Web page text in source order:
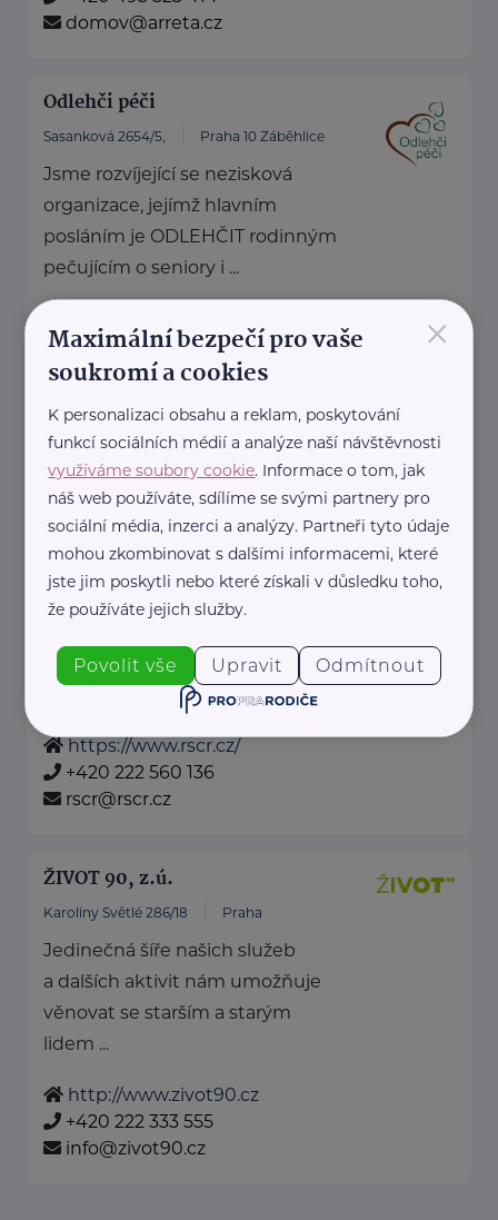
domov@arreta.cz
Odlehči péči
Sasanková 2654/5, Praha 10 Záběhlice
Jsme rozvíjející se nezisková
organizace, jejímž hlavním
posláním je ODLEHČIT rodinným
pečujícím o seniory i ...
+420 728 166 441
monika.vrnakova@odlehcipeci.cz
RADA SENIORŮ ČR
Politických vězňů 1419/11 Praha 1
Poskytujeme bezplatné sociálně-
právní poradentství pro seniory
po celé ČR.
Vydáváme časopis Doba seniorů.
Akreditované poradny RS ...
https://www.rscr.cz/
+420 222 560 136
rscr@rscr.cz
ŽIVOT 90, z.ú.
Karoliny Světlé 286/18 Praha
Jedinečná šíře našich služeb
a dalších aktivit nám umožňuje
věnovat se starším a starým
lidem ...
http://www.zivot90.cz
+420 222 333 555
info@zivot90.cz
×
Maximální bezpečí pro vaše
soukromí a cookies
K personalizaci obsahu a reklam, poskytování
funkcí sociálních médií a analýze naší návštěvnosti
využíváme soubory cookie. Informace o tom, jak
náš web používáte, sdílíme se svými partnery pro
sociální média, inzerci a analýzy. Partneři tyto údaje
mohou zkombinovat s dalšími informacemi, které
jste jim poskytli nebo které získali v důsledku toho,
že používáte jejich služby.
Povolit vše Upravit Odmítnout